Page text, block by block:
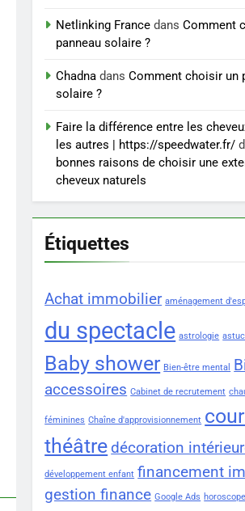
Netlinking France dansComment
panneau solaire ?
Chadna dansComment choisir un
solaire ?
Faire la différence entre les
les autres | https://speedwater.fr/
bonnes raisons de choisir une
cheveux naturels
Étiquettes
Achat immobilier aménagement
du spectacle astrologie
Baby shower Bien-être mental
accessoires Cabinet de recrutement
féminines Chaîne d'approvisionnement
théâtre décoration
développement enfant financement
gestion finance Google Ads